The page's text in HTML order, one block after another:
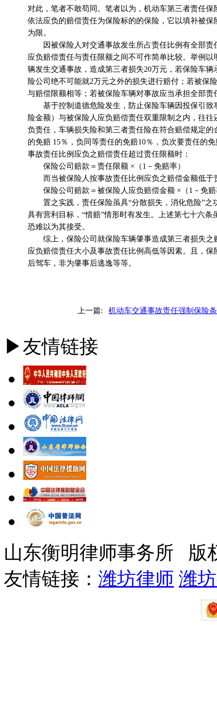
对此，笔者不敢苟同。笔者以为，机动车第三者责任
依法应负的赔偿责任为保险标的的保险，它以填补被
为限。
因被保险人对交通事故发生所占责任比例有全部责
应负赔偿责任与责任限额之间不可作简单比较。举例
辆发生交通事故，造成第三者损失20万元，若保险车
险公司绝不可能就2万元之外的损失进行赔付；若被保
与赔偿限额相等；若被保险车辆对事故应当承担全部
基于控制道德危险发生，防止保险车辆因投保引致
险金额）与被保险人应负赔偿责任双重限制之内，往
负责任，车辆损失险和第三者责任险在符合赔偿规定
的免赔 15％，负同等责任的免赔10％，负次要责任的
事故责任比例应负之赔偿责任超过责任限额时：
保险公司赔款＝责任限额 ×（1－免赔率）
而当被保险人按事故责任比例应负之赔偿金额低于
保险公司赔款＝被保险人应负赔偿金额 ×（1－免
置之实践，责任保险虽具“分散损失，消化危险”之
具有营利目标，“惜赔”情形时有发生。上述第七十六
恐难以为其接受。
综上，保险公司就保险车辆肇事造成第三者损失之
应负赔偿责任大小及事故责任比例高低等因素。且，
后驾车，非为肇事后逃逸等等。
上一篇: 机动车交通事故责任强制保险
▶友情链接
山东衡明律师事务所 版
友情链接： 潍坊律师 潍